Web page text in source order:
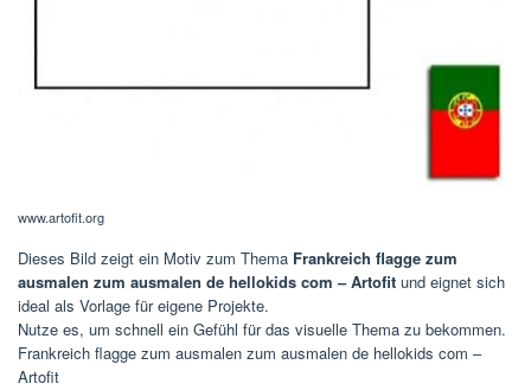
www.artofit.org
Dieses Bild zeigt ein Motiv zum Thema Frankreich flagge zum
ausmalen zum ausmalen de hellokids com – Artofit und eignet sich
ideal als Vorlage für eigene Projekte.
Nutze es, um schnell ein Gefühl für das visuelle Thema zu bekommen.
Frankreich flagge zum ausmalen zum ausmalen de hellokids com –
Artofit